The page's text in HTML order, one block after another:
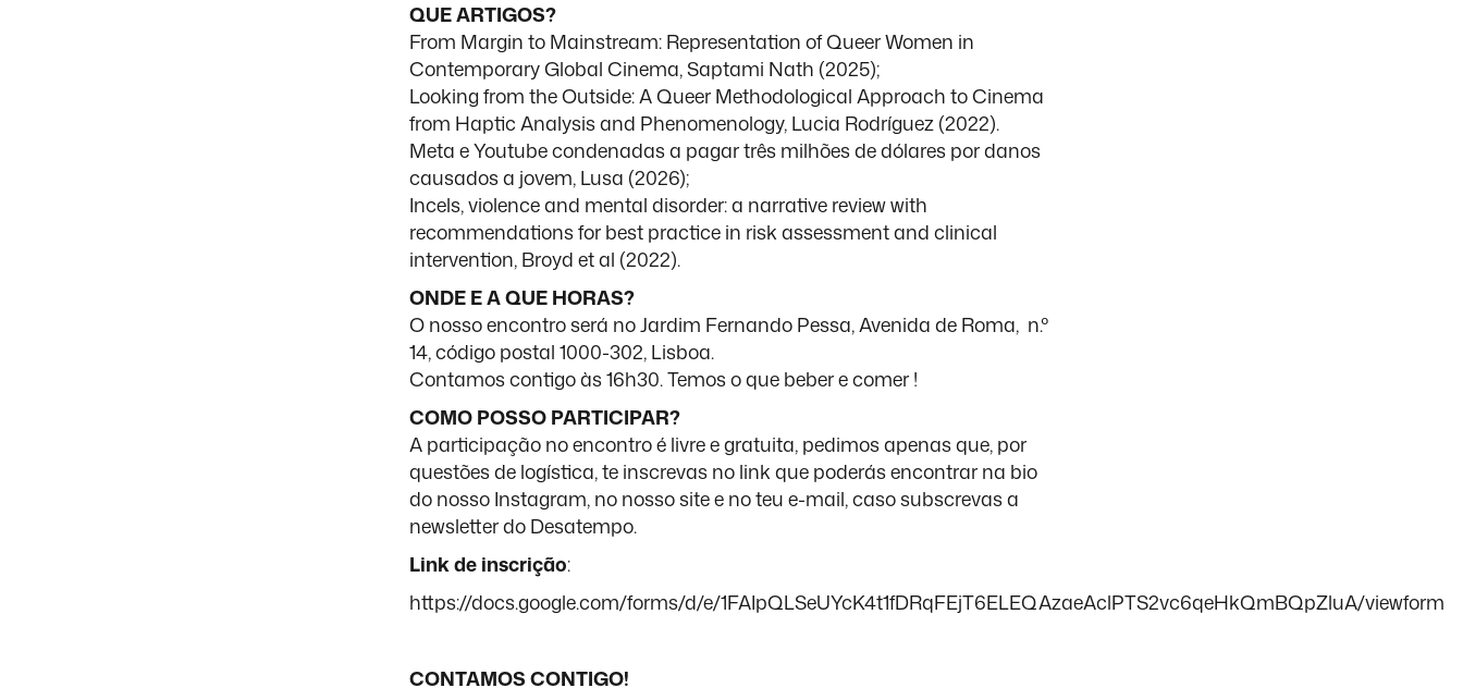
QUE ARTIGOS?
From Margin to Mainstream: Representation of Queer Women in
Contemporary Global Cinema, Saptami Nath (2025);
Looking from the Outside: A Queer Methodological Approach to Cinema
from Haptic Analysis and Phenomenology, Lucia Rodríguez (2022).
Meta e Youtube condenadas a pagar três milhões de dólares por danos
causados a jovem, Lusa (2026);
Incels, violence and mental disorder: a narrative review with
recommendations for best practice in risk assessment and clinical
intervention, Broyd et al (2022).
ONDE E A QUE HORAS?
O nosso encontro será no Jardim Fernando Pessa, Avenida de Roma, n.º
14, código postal 1000-302, Lisboa.
Contamos contigo às 16h30. Temos o que beber e comer !
COMO POSSO PARTICIPAR?
A participação no encontro é livre e gratuita, pedimos apenas que, por
questões de logística, te inscrevas no link que poderás encontrar na bio
do nosso Instagram, no nosso site e no teu e-mail, caso subscrevas a
newsletter do Desatempo.
Link de inscrição:
https://docs.google.com/forms/d/e/1FAIpQLSeUYcK4t1fDRqFEjT6ELEQAzaeAclPTS2vc6qeHkQmBQpZluA/viewform
CONTAMOS CONTIGO!